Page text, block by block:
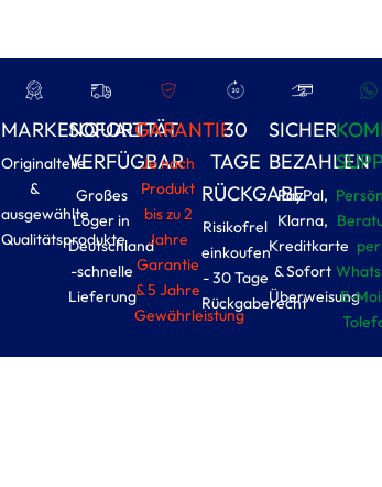
MARKENQUALITÄT
Originalteile
&
ausgewählte
Qualitätsprodukte
SOFORT
VERFÜGBAR
Großes
Loger in
Deutschland
-schnelle
Lieferung
GARANTIE
Je nach
Produkt
bis zu 2
Jahre
Garantie
& 5 Jahre
Gewährleistung
30
TAGE
RÜCKGABE
Risikofrel
einkoufen
- 30 Tage
Rückgaberecht
SICHER
BEZAHLEN
PayPal,
Klarna,
Kreditkarte
& Sofort
Überweisung
per
E-